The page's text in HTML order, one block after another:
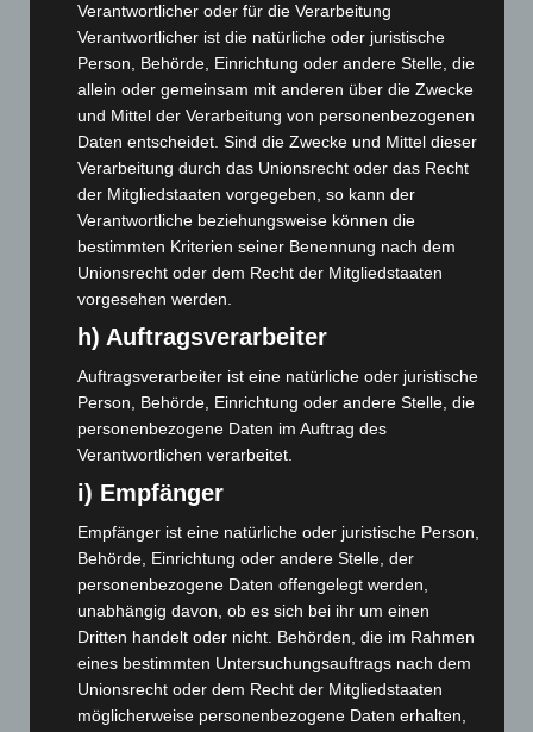
Dezember 2025(103)
November 2025(114)
Oktober 2025(112)
September 2025(93)
August 2025(90)
Juli 2025 (90)
Juni 2025(103)
Mai 2025(112)
April 2025
März 2025(111)
Februar 2025(96)
Januar 2025(88)
Dezember 2024(89)
November 2024(94)
Oktober 2024(93)
September 2024(112)
August 2024
(107)
Juli 2024(89)
Juni 2024(107)
Mai 2024(149)
Verantwortlicher oder für die Verarbeitung
Verantwortlicher ist die natürliche oder juristische
Person, Behörde, Einrichtung oder andere Stelle, die
allein oder gemeinsam mit anderen über die Zwecke
und Mittel der Verarbeitung von personenbezogenen
Daten entscheidet. Sind die Zwecke und Mittel dieser
Verarbeitung durch das Unionsrecht oder das Recht
der Mitgliedstaaten vorgegeben, so kann der
Verantwortliche beziehungsweise können die
bestimmten Kriterien seiner Benennung nach dem
Unionsrecht oder dem Recht der Mitgliedstaaten
vorgesehen werden.
h) Auftragsverarbeiter
Auftragsverarbeiter ist eine natürliche oder juristische
Person, Behörde, Einrichtung oder andere Stelle, die
personenbezogene Daten im Auftrag des
Verantwortlichen verarbeitet.
i) Empfänger
Empfänger ist eine natürliche oder juristische Person,
Behörde, Einrichtung oder andere Stelle, der
personenbezogene Daten offengelegt werden,
unabhängig davon, ob es sich bei ihr um einen
Dritten handelt oder nicht. Behörden, die im Rahmen
eines bestimmten Untersuchungsauftrags nach dem
Unionsrecht oder dem Recht der Mitgliedstaaten
möglicherweise personenbezogene Daten erhalten,